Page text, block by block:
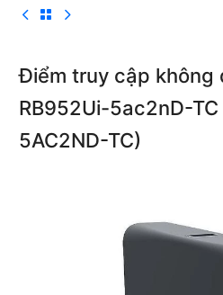
Điểm truy cập không
RB952Ui-5ac2nD-
5AC2ND-TC)